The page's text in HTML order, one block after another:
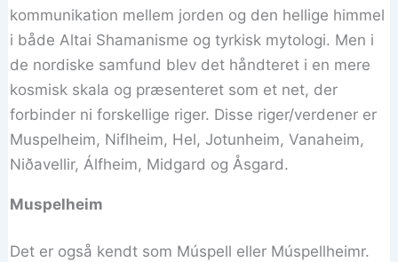
kommunikation mellem jorden og den hellige himmel
i både Altai Shamanisme og tyrkisk mytologi. Men i
de nordiske samfund blev det håndteret i en mere
kosmisk skala og præsenteret som et net, der
forbinder ni forskellige riger. Disse riger/verdener er
Muspelheim, Niflheim, Hel, Jotunheim, Vanaheim,
Niðavellir, Álfheim, Midgard og Åsgard.
Muspelheim
Det er også kendt som Múspell eller Múspellheimr.